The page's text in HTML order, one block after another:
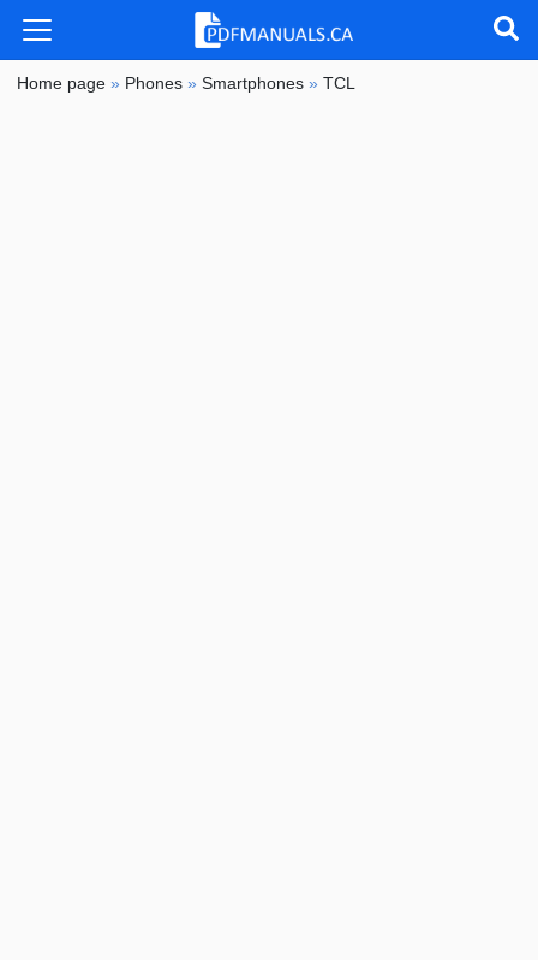
Home page » Phones »Smartphones »TCL